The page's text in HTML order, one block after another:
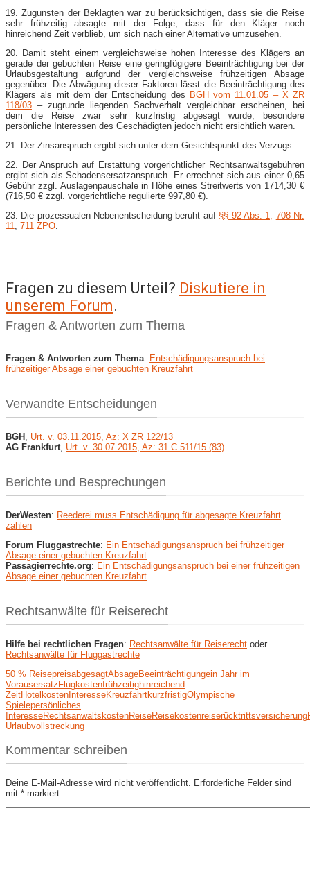
19. Zugunsten der Beklagten war zu berücksichtigen, dass sie die Reise
sehr frühzeitig absagte mit der Folge, dass für den Kläger noch
hinreichend Zeit verblieb, um sich nach einer Alternative umzusehen.
20. Damit steht einem vergleichsweise hohen Interesse des Klägers an
gerade der gebuchten Reise eine geringfügigere Beeinträchtigung bei der
Urlaubsgestaltung aufgrund der vergleichsweise frühzeitigen Absage
gegenüber. Die Abwägung dieser Faktoren lässt die Beeinträchtigung des
Klägers als mit dem der Entscheidung des BGH vom 11.01.05 – X ZR
118/03 – zugrunde liegenden Sachverhalt vergleichbar erscheinen, bei
dem die Reise zwar sehr kurzfristig abgesagt wurde, besondere
persönliche Interessen des Geschädigten jedoch nicht ersichtlich waren.
21. Der Zinsanspruch ergibt sich unter dem Gesichtspunkt des Verzugs.
22. Der Anspruch auf Erstattung vorgerichtlicher Rechtsanwaltsgebühren
ergibt sich als Schadensersatzanspruch. Er errechnet sich aus einer 0,65
Gebühr zzgl. Auslagenpauschale in Höhe eines Streitwerts von 1714,30 €
(716,50 € zzgl. vorgerichtliche regulierte 997,80 €).
23. Die prozessualen Nebenentscheidung beruht auf §§ 92 Abs. 1,
708 Nr.
11
711 ZPO
Fragen zu diesem Urteil? Diskutiere in
unserem Forum.
Fragen & Antworten zum Thema
Fragen & Antworten zum Thema: Entschädigungsanspruch bei
frühzeitiger Absage einer gebuchten Kreuzfahrt
Verwandte Entscheidungen
BGH Urt. v. 03.11.2015, Az: X ZR 122/13
AG Frankfurt Urt. v. 30.07.2015, Az: 31 C 511/15 (83)
Berichte und Besprechungen
DerWesten: Reederei muss Entschädigung für abgesagte Kreuzfahrt
zahlen
Forum Fluggastrechte: Ein Entschädigungsanspruch bei frühzeitiger
Absage einer gebuchten Kreuzfahrt
Passagierrechte.org: Ein Entschädigungsanspruch bei einer frühzeitigen
Absage einer gebuchten Kreuzfahrt
Rechtsanwälte für Reiserecht
Hilfe bei rechtlichen Fragen: Rechtsanwälte für Reiserecht oder
Rechtsanwälte für Fluggastrechte
50 % ReisepreisabgesagtAbsageBeeinträchtigungein Jahr im
VorausersatzFlugkostenfrühzeitighinreichend
ZeitHotelkostenInteresseKreuzfahrtkurzfristigOlympische
Spielepersönliches
InteresseRechtsanwaltskostenReiseReisekostenreiserücktrittsversicherung
Urlaubvollstreckung
Kommentar schreiben
Deine E-Mail-Adresse wird nicht veröffentlicht. Erforderliche Felder sind
mit * markiert